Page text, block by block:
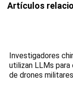
Artículos
Investigadores
utilizan LLMs
de drones militares